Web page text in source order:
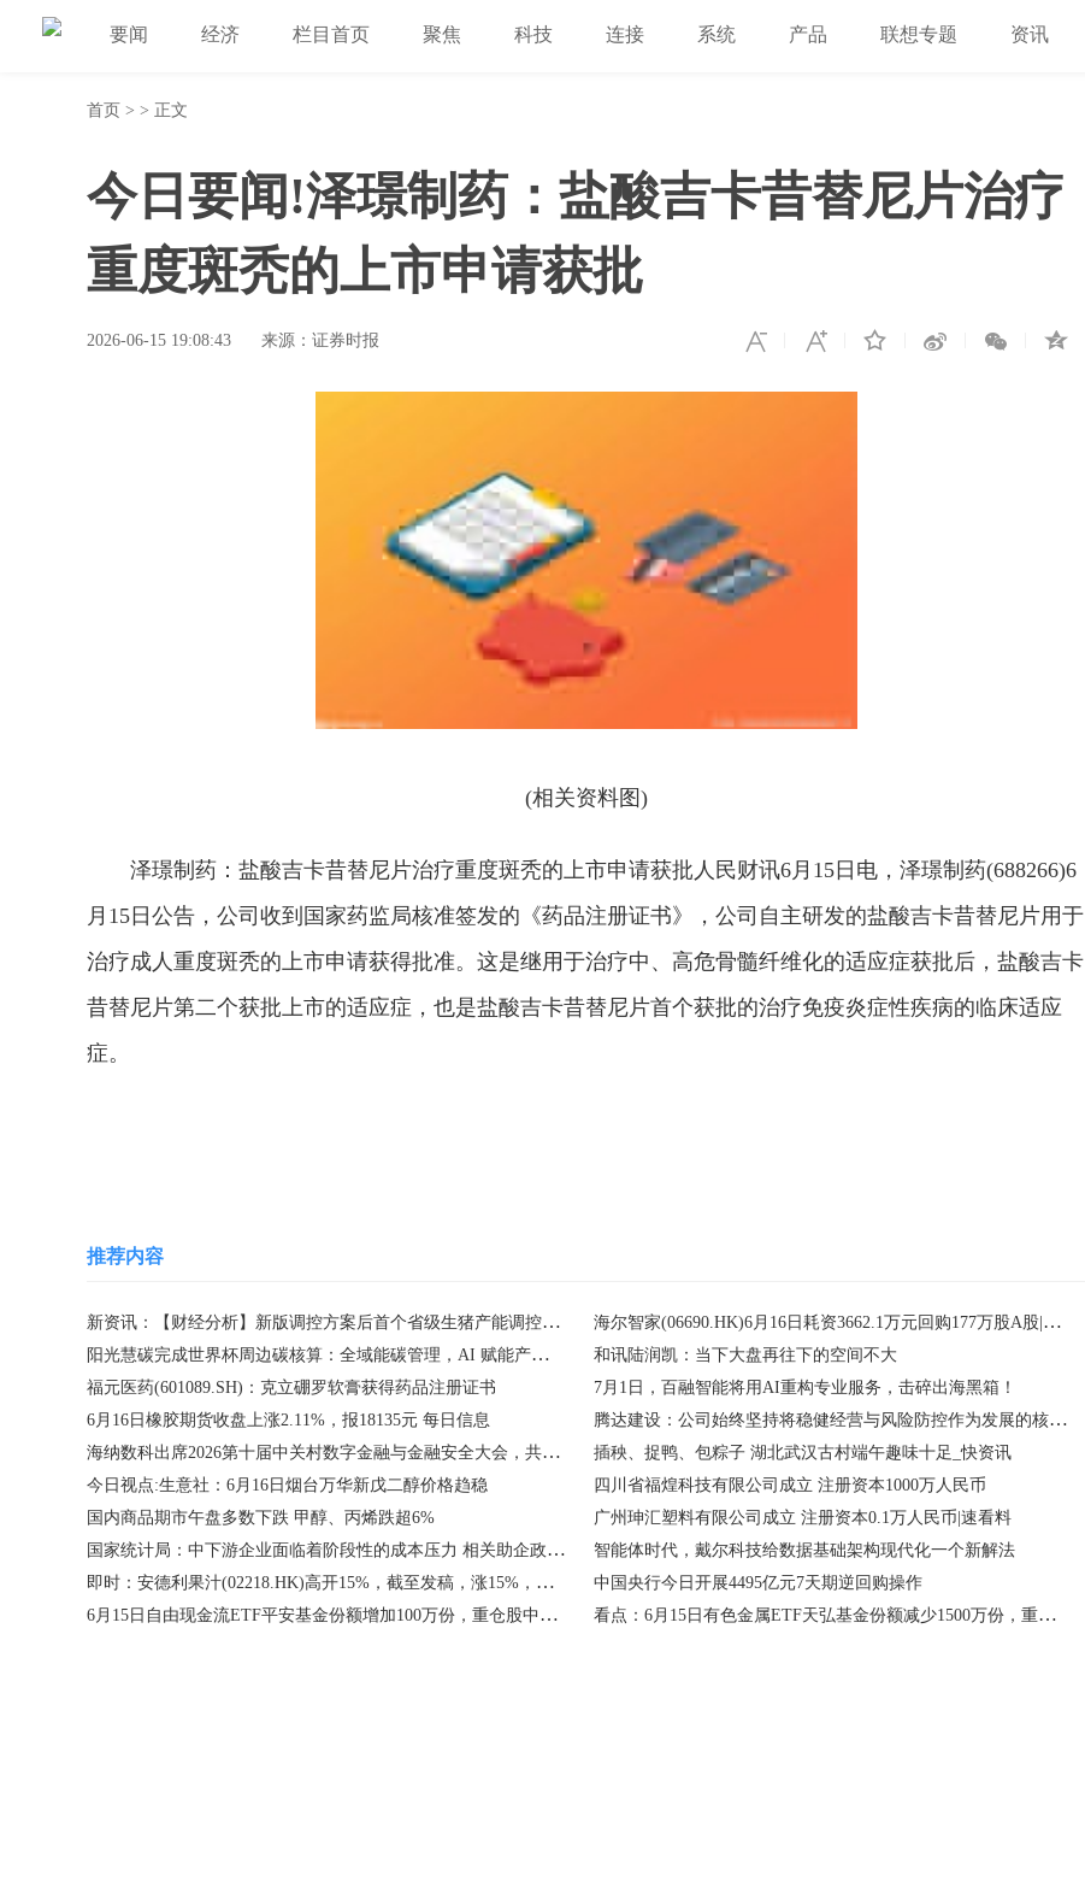
要闻 经济 栏目首页 聚焦 科技 连接 系统 产品 联想专题 资讯
首页 > > 正文
今日要闻!泽璟制药：盐酸吉卡昔替尼片治疗
重度斑秃的上市申请获批
2026-06-15 19:08:43 来源：证券时报
(相关资料图)
泽璟制药：盐酸吉卡昔替尼片治疗重度斑秃的上市申请获批人民财讯6月15日电，泽璟制药(688266)6
月15日公告，公司收到国家药监局核准签发的《药品注册证书》，公司自主研发的盐酸吉卡昔替尼片用于
治疗成人重度斑秃的上市申请获得批准。这是继用于治疗中、高危骨髓纤维化的适应症获批后，盐酸吉卡
昔替尼片第二个获批上市的适应症，也是盐酸吉卡昔替尼片首个获批的治疗免疫炎症性疾病的临床适应
症。
推荐内容
新资讯：【财经分析】新版调控方案后首个省级生猪产能调控细则落地 行业加速去产能与整合重构
海尔智家(06690.HK)6月16日耗资3662.1万元回购177万股A股|每日消息
阳光慧碳完成世界杯周边碳核算：全域能碳管理，AI 赋能产业绿色升级
和讯陆润凯：当下大盘再往下的空间不大
福元医药(601089.SH)：克立硼罗软膏获得药品注册证书
7月1日，百融智能将用AI重构专业服务，击碎出海黑箱！
6月16日橡胶期货收盘上涨2.11%，报18135元 每日信息
腾达建设：公司始终坚持将稳健经营与风险防控作为发展的核心原则-精彩看点
海纳数科出席2026第十届中关村数字金融与金融安全大会，共话数智金融新未来
插秧、捉鸭、包粽子 湖北武汉古村端午趣味十足_快资讯
今日视点:生意社：6月16日烟台万华新戊二醇价格趋稳
四川省福煌科技有限公司成立 注册资本1000万人民币
国内商品期市午盘多数下跌 甲醇、丙烯跌超6%
广州珅汇塑料有限公司成立 注册资本0.1万人民币|速看料
国家统计局：中下游企业面临着阶段性的成本压力 相关助企政策效果有望逐步显现 速递 智能体时代，戴尔科技给数据基础架构现代化一个新解法
即时：安德利果汁(02218.HK)高开15%，截至发稿，涨15%，报26.22港元，成交额465.41万港元 中国央行今日开展4495亿元7天期逆回购操作
6月15日自由现金流ETF平安基金份额增加100万份，重仓股中国海油、上汽集团、格力电器 视讯 看点：6月15日有色金属ETF天弘基金份额减少1500万份，重仓股洛阳钼业、北方稀土、中国铝业